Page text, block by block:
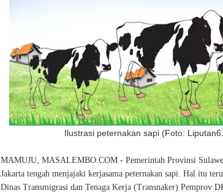
Ilustrasi peternakan sapi (Foto:
MAMUJU, MASALEMBO.COM - Pemerintah Provinsi
Jakarta tengah menjajaki kerjasama peternakan sapi. Hal itu
Dinas Transmigrasi dan Tenaga Kerja (Transnaker) Pemprov